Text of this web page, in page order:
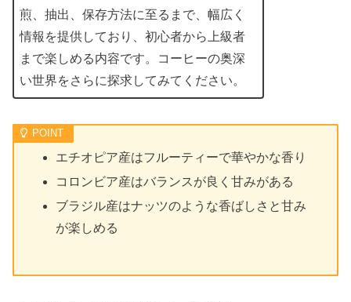
煎、抽出、保存方法に至るまで、幅広く
情報を提供しており、初心者から上級者
まで楽しめる内容です。コーヒーの奥深
い世界をさらに探求してみてください。
エチオピア産はフルーティーで華やかな香り
コロンビア産はバランスが良く甘みがある
ブラジル産はナッツのような香ばしさと甘み
が楽しめる